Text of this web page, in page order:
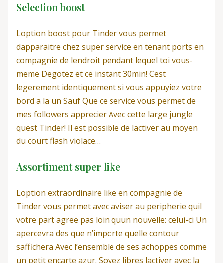
Selection boost
Loption boost pour Tinder vous permet
dapparaitre chez super service en tenant ports en
compagnie de lendroit pendant lequel toi vous-
meme Degotez et ce instant 30min! Cest
legerement identiquement si vous appuyiez votre
bord a la un Sauf Que ce service vous permet de
mes followers apprecier Avec cette large jungle
quest Tinder! Il est possible de lactiver au moyen
du court flash violace…
Assortiment super like
Loption extraordinaire like en compagnie de
Tinder vous permet avec aviser au peripherie quil
votre part agree pas loin quun nouvelle: celui-ci Un
apercevra des que n’importe quelle contour
saffichera Avec l’ensemble de ses achoppes comme
un petit encarte azur. Soyez libres lactiver avec la